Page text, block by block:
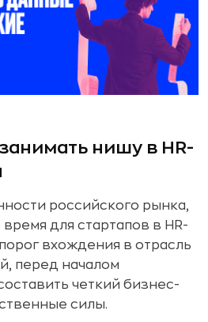
нишу в HR-
российского рынка,
для стартапов в HR-
вхождения в отрасль
перед началом
четкий бизнес-
силы.